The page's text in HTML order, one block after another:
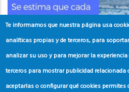
Te informamos que nuestra página usa
analíticas propias y de terceros, para
analizar su uso y para mejorar la
terceros para mostrar publicidad relacionada
aceptarlas o configurar qué cookies permites